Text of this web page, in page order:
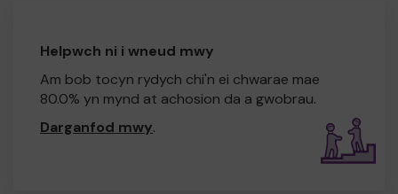
Helpwch ni i wneud mwy
Am bob tocyn rydych chi'n ei chwarae mae
80.0% yn mynd at achosion da a gwobrau.
Darganfod mwy.